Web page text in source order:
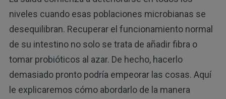
niveles cuando esas poblaciones microbianas se
desequilibran. Recuperar el funcionamiento normal
de su intestino no solo se trata de añadir fibra o
tomar probióticos al azar. De hecho, hacerlo
demasiado pronto podría empeorar las cosas. Aquí
le explicaremos cómo abordarlo de la manera